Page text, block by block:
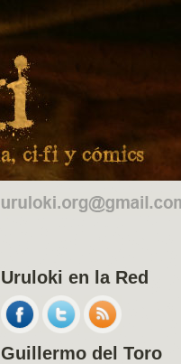
Uruloki en la Red
Guillermo del Toro